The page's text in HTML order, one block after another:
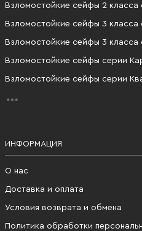
Взломостойкие сейфы 2 класса
Взломостойкие сейфы 3 класса
Взломостойкие сейфы 3
Взломостойкие сейфы серии
Взломостойкие сейфы серии
ИНФОРМАЦИЯ
О нас
Доставка и оплата
Условия возврата и обмена
Политика обработки